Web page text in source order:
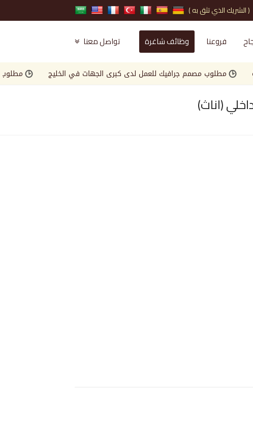
فروعنا وظائف شاغرة تواصل معنا
مطلوب مصمم جرافيك للعمل لدى كبرى الجهات في الخليج مطلوب Landscape Engineer للعمل لدى كبرى الجهات في الخليج
(اناث)